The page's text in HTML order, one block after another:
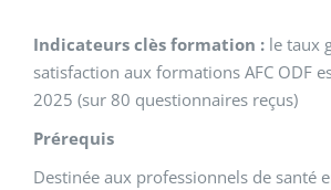
Indicateurs clès formation : le taux
satisfaction aux formations AFC ODF
2025 (sur 80 questionnaires reçus)
Prérequis
Destinée aux professionnels de santé